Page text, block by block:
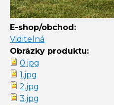
E-shop/obchod:
Viditelná
Obrázky produktu:
0.jpg
1.jpg
2.jpg
3.jpg